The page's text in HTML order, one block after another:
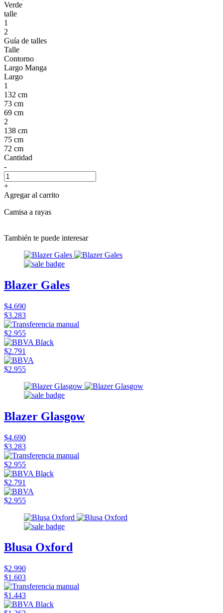
Verde
talle
1
2
Guía de talles
Talle
Contorno
Largo Manga
Largo
1
132 cm
73 cm
69 cm
2
138 cm
75 cm
72 cm
Cantidad
-
+
Agregar al carrito
Camisa a rayas
También te puede interesar
Blazer Gales
$4.690
$3.283
$2.955
$2.791
$2.955
Blazer Glasgow
$4.690
$3.283
$2.955
$2.791
$2.955
Blusa Oxford
$2.990
$1.603
$1.443